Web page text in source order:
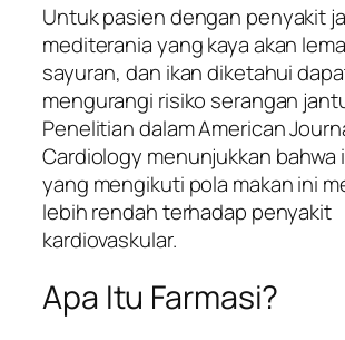
Untuk pasien dengan penyakit
mediterania yang kaya akan
sayuran, dan ikan diketahui
mengurangi risiko serangan
Penelitian dalamAmerican
Cardiology menunjukkan bahwa
yang mengikuti pola makan ini
lebih rendah terhadap penyakit
kardiovaskular.
Apa Itu Farmasi?